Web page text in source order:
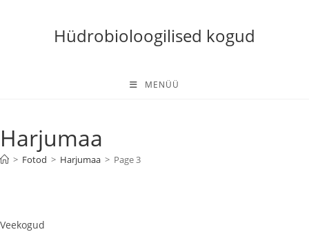
Hüdrobioloogilised kogud
MENÜÜ
Harjumaa
> Fotod > Harjumaa > Page 3
Veekogud